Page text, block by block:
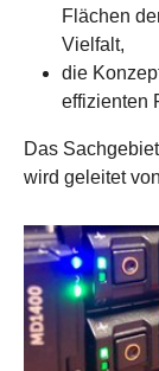
Flächen
Vielfalt,
die
effizienten
Das
wird geleitet von
Show larger